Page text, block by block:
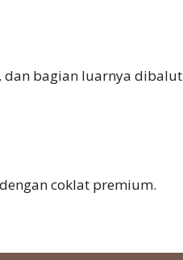
dan bagian luarnya dibalut
coklat premium.